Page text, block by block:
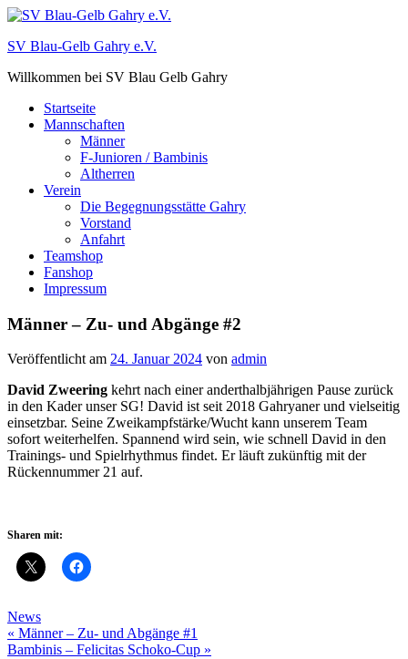
Zum
springen
SV Blau-Gelb Gahry e.V.
Willkommen bei SV Blau Gelb Gahry
Startseite
Mannschaften
Männer
F-Junioren / Bambinis
Altherren
Verein
Die Begegnungsstätte Gahry
Vorstand
Anfahrt
Teamshop
Fanshop
Impressum
Männer – Zu- und Abgänge #2
Veröffentlicht am 24. Januar 2024 von admin
David Zweering kehrt nach einer anderthalbjährigen Pause zurück
in den Kader unser SG! David ist seit 2018 Gahryaner und vielseitig
einsetzbar. Seine Zweikampfstärke/Wucht kann unserem Team
sofort weiterhelfen. Spannend wird sein, wie schnell David in den
Trainings- und Spielrhythmus findet. Er läuft zukünftig mit der
Rückennummer 21 auf.
Sharen mit:
News
Beitragsnavigation
« Männer – Zu- und Abgänge #1
Bambinis – Felicitas Schoko-Cup »